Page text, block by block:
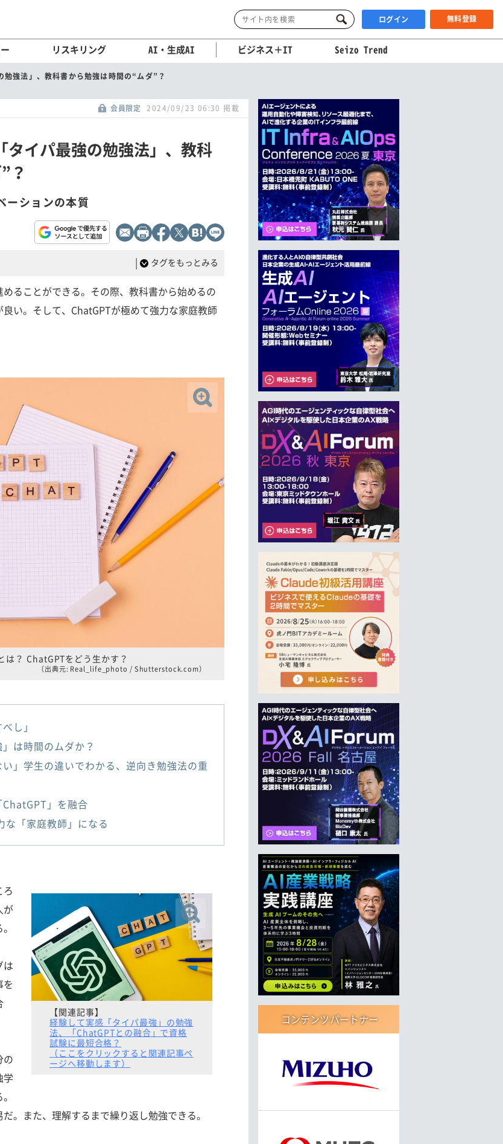
ログイン 無料登録
リスキリング AI・生成AI ビジネス＋IT Seizo Trend
強法」、教科書から勉強は時間の“ムダ”？
会員限定 2024/09/23 06:30 掲載
タイパ最強の勉強法」、教科
？
ーションの本質
| タグをもっとみる
ることができる。その際、教科書から始めるの
い。そして、ChatGPTが極めて強力な家庭教師
は？ ChatGPTをどう生かす？
（出典元: Real_life_photo / Shutterstock.com）
し」
」は時間のムダか？
い」学生の違いでわかる、逆向き勉強法の重
」を融合
な「家庭教師」になる
【関連記事】
経験して実感「タイパ最強」の勉強
法、「ChatGPTとの融合」で資格
試験に最短合格？
（ここをクリックすると関連記事ペ
ージへ移動します）
が
は
の
学
。また、理解するまで繰り返し勉強できる。
コンテンツパートナー